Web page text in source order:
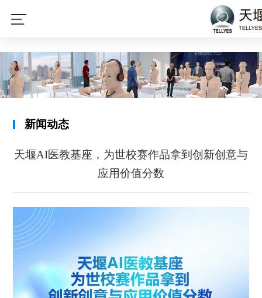
新闻动态
天堰AI医教基座，为世校赛作品拿到创新创意与
应用价值分数